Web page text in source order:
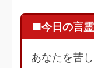
■今日の言
あなたを苦